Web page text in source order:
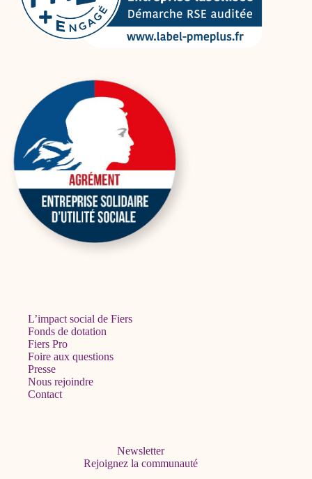
L’impact social de Fiers
Fonds de dotation
Fiers Pro
Foire aux questions
Presse
Nous rejoindre
Contact
Newsletter
Rejoignez la communauté